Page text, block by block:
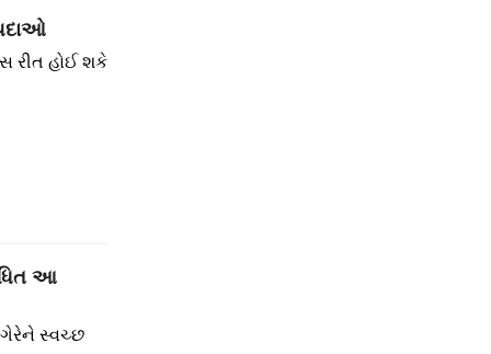
રીત હોઈ શકે
આ
સ્વચ્છ